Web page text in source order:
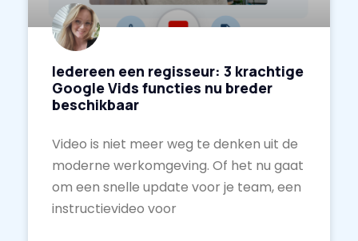
Iedereen een regisseur: 3 krachtige
Google Vids functies nu breder
beschikbaar
Video is niet meer weg te denken uit de
moderne werkomgeving. Of het nu gaat
om een snelle update voor je team, een
instructievideo voor